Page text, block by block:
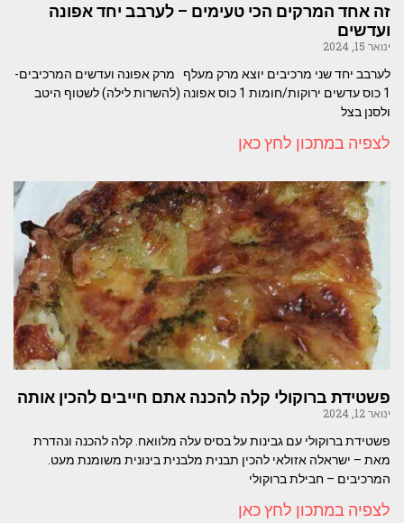
זה אחד המרקים הכי טעימים – לערבב יחד אפונה
ועדשים
ינואר 15, 2024
לערבב יחד שני מרכיבים יוצא מרק מעלף מרק אפונה ועדשים המרכיבים-
1 כוס עדשים ירוקות/חומות 1 כוס אפונה (להשרות לילה) לשטוף היטב
ולסנן בצל
לצפיה במתכון לחץ כאן
פשטידת ברוקולי קלה להכנה אתם חייבים להכין אותה
ינואר 12, 2024
פשטידת ברוקולי עם גבינות על בסיס עלה מלוואח. קלה להכנה ונהדרת
מאת – ישראלה אזולאי להכין תבנית מלבנית בינונית משומנת מעט.
המרכיבים – חבילת ברוקולי
לצפיה במתכון לחץ כאן